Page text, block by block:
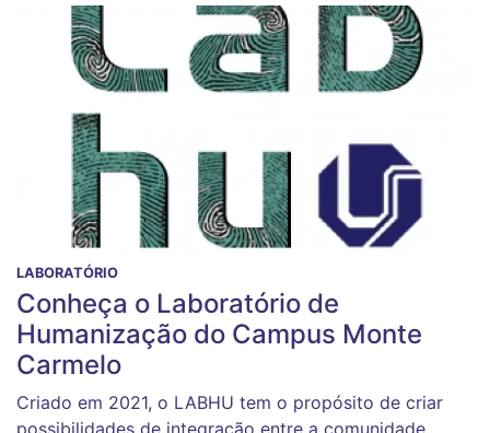
LABORATÓRIO
Conheça o Laboratório de
Humanização do Campus Monte
Carmelo
Criado em 2021, o LABHU tem o propósito de criar